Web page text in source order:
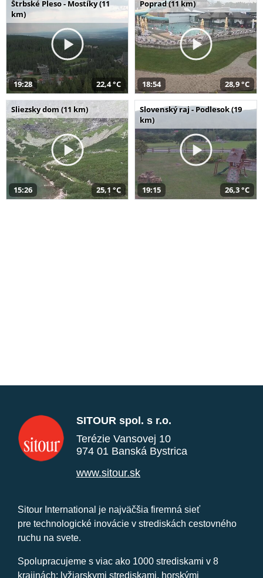
Štrbské Pleso - Mostíky (11
km)
19:28 22,4 °C
Poprad (11 km)
18:54 28,9 °C
Sliezsky dom (11 km)
15:26 25,1 °C
Slovenský raj - Podlesok (19
km)
19:15 26,3 °C
SITOUR spol. s r.o.
Terézie Vansovej 10
974 01 Banská Bystrica
www.sitour.sk
Sitour International je najväčšia firemná sieť
pre technologické inovácie v strediskách cestovného
ruchu na svete.
Spolupracujeme s viac ako 1000 strediskami v 8
krajinách: lyžiarskymi strediskami, horskými